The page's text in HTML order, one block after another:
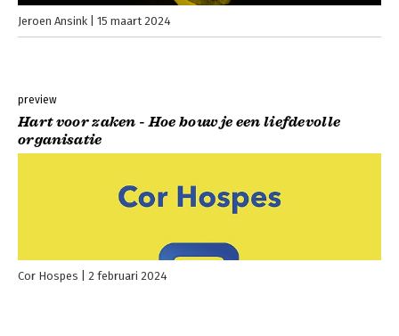
Jeroen Ansink 15 maart 2024
preview
Hart voor zaken - Hoe bouw je een liefdevolle
organisatie
Cor Hospes 2 februari 2024